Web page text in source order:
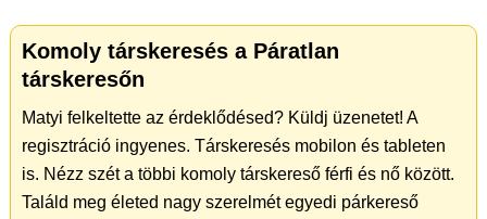
Komoly társkeresés a Páratlan
társkeresőn
Matyi felkeltette az érdeklődésed? Küldj üzenetet! A
regisztráció ingyenes. Társkeresés mobilon és tableten
is. Nézz szét a többi komoly társkereső férfi és nő között.
Találd meg életed nagy szerelmét egyedi párkereső